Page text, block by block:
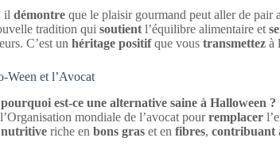
il démontre que le plaisir gourmand peut aller de pair
tradition qui soutient l’équilibre alimentaire et
C’est un héritage positifque vous transmettez à
Ween et l’Avocat
est-ce une alternative saine à Halloween ?
mondiale de l’avocat pourremplacer
nutritive riche en bons gras et en fibres, contribuant